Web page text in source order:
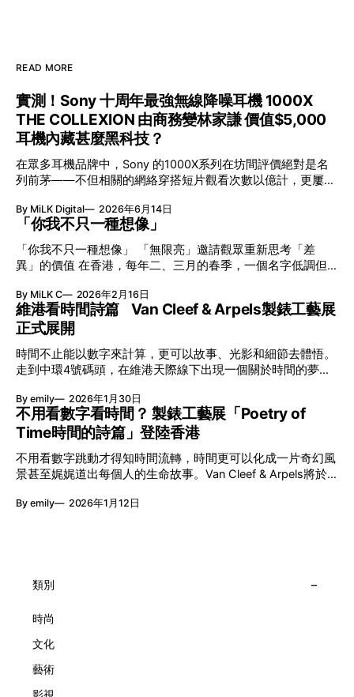
READ MORE
實測！Sony 十周年最強無線降噪耳機 1000X
THE COLLEXION 由商務變林家謙 價值$5,000
耳機內藏甚麼黑科技？
在眾多耳機品牌中，Sony 的1000X系列在坊間評價絕對是名
列前茅——不但相關的網絡穿搭短片觀看次數以億計，更屢獲
VGP 金獎，也是 Amazon 折扣日的大熱推介。
By MiLK Digital 2026年6月14日
「你我不只一種想像」
「你我不只一種想像」 「無限亮」邀請觀眾重新思考「差
異」的價值 在香港，每年二、三月的春季，一個名字低調但
節與香港賽馬會慈善信託基金聯合呈獻，以共融藝術為核心，
八年來不只是帶來無數來自世界各地的優秀節目，更致力於在
本地建立屬於香港的共融創作生態。今年更首度與本地兩大旗
艦藝團強強聯手打造兩部深具意義的作品《遊延》及《弦上光
影》，展開一場前所未有的藝術對話，擦下多元藝術下的流動
能量，全面開展一場無界限嘅藝術旅程。 第八屆「無限亮」
以「你我不只一種想像」為題，從共融角度重新思索「差異」
的價值。不同能力人士是社會多樣性的一部分。每人皆擁有
「不同」能力與特質，當我們一齊生活、一齊創作、互相啟
發，偏見與界線，也自然被藝術溶化。 「無限亮」2026精彩
節目包括: 2月27日至3月1日：帕拉管弦樂團《無邊狂想曲》/
音樂‧舞蹈 (開幕節目) 2月28日至3月1日：
By MiLK C 2026年2月16日
維港看時間詩篇 Van Cleef & Arpels製錶工藝展
正式展開
時間不止能以數字來計算，更可以故事、光影和細節去體悟。
走到中環4號碼頭，在維港天際線下出現一個關於時間的夢幻
覽。由即日至2月8日期間舉行，世家把一貫低調精緻的製錶語
言搬離傳統店舖，放進公共場域，讓時間不只是腕上的個人物
件，而是一場可以與他人一同經歷的詩意旅程。 在碼頭打開
「時間詩集」 走進展場尤如翻開一本時間詩集，藉由不同主
題呈現時間的無限想像。Van Cleef & Arpels的腕錶從來不是
由單純的機械與數字堆砌，更像是腕上的動人故事。 世家以
精湛的製錶技術與敘事美學為核心，讓每一枚腕錶都超越單純
報時的功能，而是把稍縱即逝的瞬間凝結成可以反覆閱讀的畫
子，以及訴說時間的珠寶。每個主題展區都有精美的佈置回應
By emily 2026年1月30日
不用看數字看時間？ 製錶工藝展「Poetry of
Time時間的詩篇」登陸香港
不用看數字跳動才得知時間流轉，時間更可以化成一片奇幻風
景甚至娓娓道出每個人的生命故事。Van Cleef & Arpels將於1
詩篇」展覽，邀請大家走進由愛情故事、詩意星象、迷人自然
大主題展區，彰顯世家的核心價值。2010年，Van Cleef &
級鐘錶大賞（Grand Prix d'Horlogerie de Genève）中獲獎的
擁而吻。雙逆跳機芯精準驅動這場機械浪漫，讓時間不再是抽
象概念，而是心跳的律動。 故事並未完結，2025年推出的
Lady Arpels Bal des Amoureux
By emily 2026年1月12日
類別
時尚
文化
藝術